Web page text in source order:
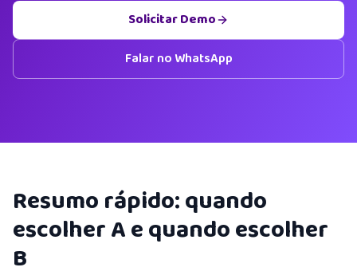
Solicitar Demo
Falar no WhatsApp
Resumo rápido: quando
escolher A e quando escolher
B